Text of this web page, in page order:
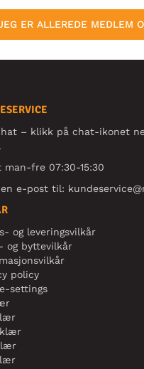
ER ALLEREDE MEDLEM
– klikk på chat-ikonet
man-fre 07:30-15:30
en e-post til:
og leveringsvilkår
og byttevilkår
policy
settings
klær